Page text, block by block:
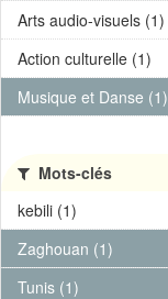
Arts audio-visuels (1)
Action culturelle (1)
Musique et Danse (1)
Mots-clés
kebili (1)
Zaghouan (1)
Tunis (1)